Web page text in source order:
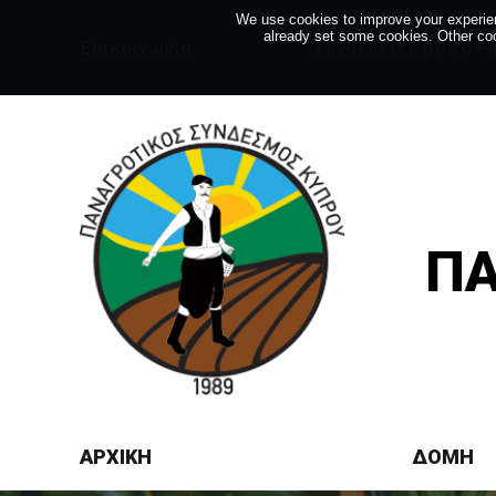
Συνδεθείτε με το
ΑΡΧΙΚΗ ΔΟΜΗ
We use cookies to improve your
already set some cookies. Other